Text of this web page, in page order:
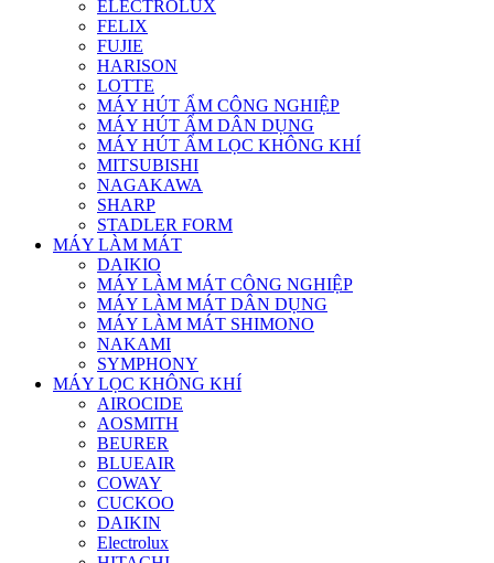
ELECTROLUX
FELIX
FUJIE
HARISON
LOTTE
MÁY HÚT ẨM CÔNG NGHIỆP
MÁY HÚT ẨM DÂN DỤNG
MÁY HÚT ẨM LỌC KHÔNG KHÍ
MITSUBISHI
NAGAKAWA
SHARP
STADLER FORM
MÁY LÀM MÁT
DAIKIO
MÁY LÀM MÁT CÔNG NGHIỆP
MÁY LÀM MÁT DÂN DỤNG
MÁY LÀM MÁT SHIMONO
NAKAMI
SYMPHONY
MÁY LỌC KHÔNG KHÍ
AIROCIDE
AOSMITH
BEURER
BLUEAIR
COWAY
CUCKOO
DAIKIN
Electrolux